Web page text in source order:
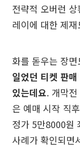
전략적 오버런
레이에 대한 제
화를 돋우는 장
일었던 티켓 판
있는데요. 개막
은 예매 시작 직
정가 5만8000원
사례가 확인되면